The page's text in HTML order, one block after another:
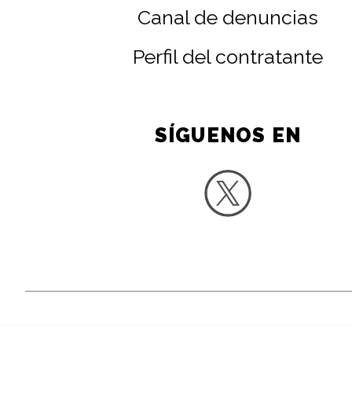
Canal de denuncias
Perfil del contratante
SÍGUENOS EN